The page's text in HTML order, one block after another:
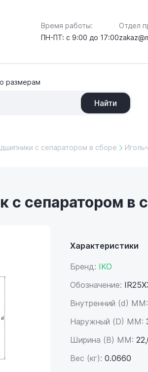
Время работы:
ПН-ПТ: с 9:00 до 17:00
Отдел
размерам
Найти
с сепаратором в сборе
с сепаратором в
Характеристики
Бренд: IKO
Обозначение:
Внутренний (d) ММ:
Наружный (D) ММ:
Ширина (B) MM:
Вес (кг): 0.0660